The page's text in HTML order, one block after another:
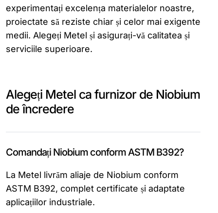
experimentați excelența materialelor noastre,
proiectate să reziste chiar și celor mai exigente
medii. Alegeți Metel și asigurați-vă calitatea și
serviciile superioare.
Alegeți Metel ca furnizor de Niobium
de încredere
Comandați Niobium conform ASTM B392?
La Metel livrăm aliaje de Niobium conform
ASTM B392, complet certificate și adaptate
aplicațiilor industriale.